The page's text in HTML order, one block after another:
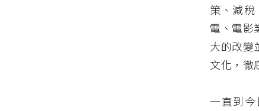
策、減
電、電影
大的改變
文化，徹
一直到今